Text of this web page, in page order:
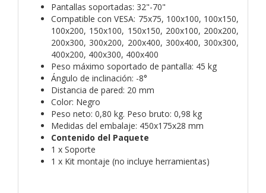
Pantallas soportadas: 32"-70"
Compatible con VESA: 75x75, 100x100, 100x150,
100x200, 150x100, 150x150, 200x100, 200x200,
200x300, 300x200, 200x400, 300x400, 300x300,
400x200, 400x300, 400x400
Peso máximo soportado de pantalla: 45 kg
Ángulo de inclinación: -8°
Distancia de pared: 20 mm
Color: Negro
Peso neto: 0,80 kg. Peso bruto: 0,98 kg
Medidas del embalaje: 450x175x28 mm
Contenido del Paquete
1 x Soporte
1 x Kit montaje (no incluye herramientas)